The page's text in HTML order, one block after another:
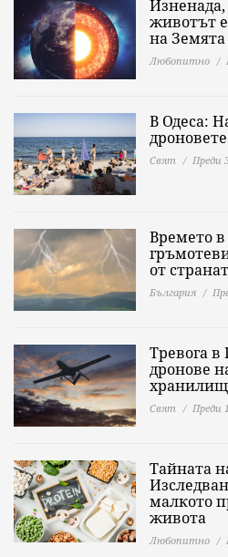
животът
на Земята
Любопитно
В Одеса:
Свят Преди
Времето
от
България
Тревога в
дронове
Свят Преди
Тайната
малкото
живота
Любопитно